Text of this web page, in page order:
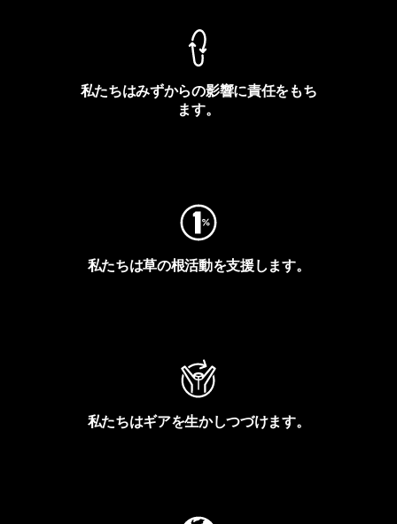
私たちはみずからの影響に責任をもち
ます。
私たちは草の根活動を支援します。
私たちはギアを生かしつづけます。